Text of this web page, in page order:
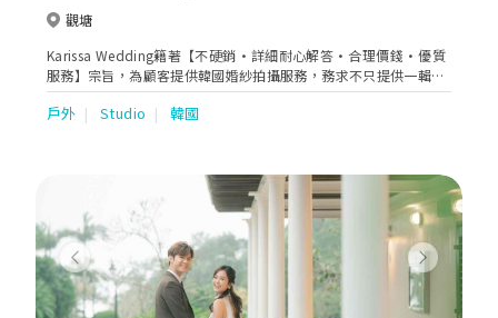
觀塘
Karissa Wedding籍著【不硬銷·詳細耐心解答·合理價錢·優質
服務】宗旨，為顧客提供韓國婚紗拍攝服務，務求不只提供一輯婚
照，而是一個幸福無憂慮的婚攝過程。標榜高透明度，無任何隱性
收費。與我們合作的所有STUDIO、化妝店及婚紗店，都經過嚴謹
戶外 Studio 韓國
Previous Next